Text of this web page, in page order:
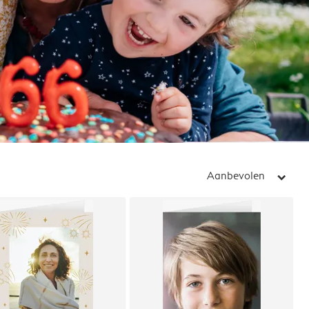
Aanbevolen arrow_right